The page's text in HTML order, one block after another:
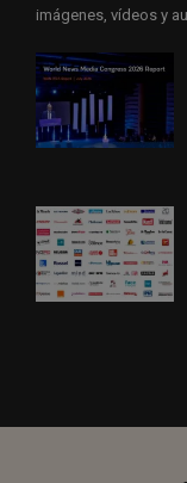
imágenes, vídeos y